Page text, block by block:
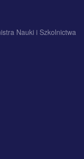
Nauki i Szkolnictwa